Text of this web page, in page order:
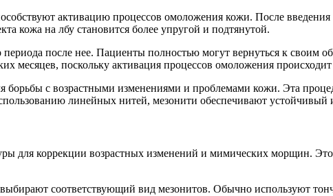
активацию процессов омоложения кожи. После введения
кожа на лбу становится более упругой и подтянутой.
после нее. Пациенты полностью могут вернуться к своим
месяцев, поскольку активация процессов омоложения
с возрастными изменениями и проблемами кожи. Эта
линейных нитей, мезонити обеспечивают устойчивый
для коррекции возрастных изменений и мимических морщин.
соответствующий вид мезонитов. Обычно используют